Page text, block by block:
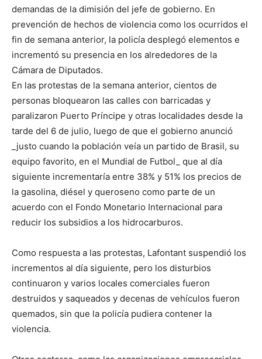
demandas de la dimisión del jefe de gobierno. En
prevención de hechos de violencia como los ocurridos el
fin de semana anterior, la policía desplegó elementos e
incrementó su presencia en los alrededores de la
Cámara de Diputados.
En las protestas de la semana anterior, cientos de
personas bloquearon las calles con barricadas y
paralizaron Puerto Príncipe y otras localidades desde la
tarde del 6 de julio, luego de que el gobierno anunció
_justo cuando la población veía un partido de Brasil, su
equipo favorito, en el Mundial de Futbol_ que al día
siguiente incrementaría entre 38% y 51% los precios de
la gasolina, diésel y queroseno como parte de un
acuerdo con el Fondo Monetario Internacional para
reducir los subsidios a los hidrocarburos.
Como respuesta a las protestas, Lafontant suspendió los
incrementos al día siguiente, pero los disturbios
continuaron y varios locales comerciales fueron
destruidos y saqueados y decenas de vehículos fueron
quemados, sin que la policía pudiera contener la
violencia.